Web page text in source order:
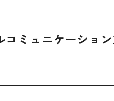
ミュニケーショ